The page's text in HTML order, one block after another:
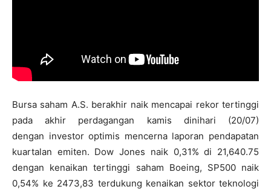
Bursa saham A.S. berakhir naik mencapai rekor tertinggi
pada akhir perdagangan kamis dinihari (20/07)
dengan investor optimis mencerna laporan pendapatan
kuartalan emiten. Dow Jones naik 0,31% di 21,640.75
dengan kenaikan tertinggi saham Boeing, SP500 naik
0,54% ke 2473,83 terdukung kenaikan sektor teknologi